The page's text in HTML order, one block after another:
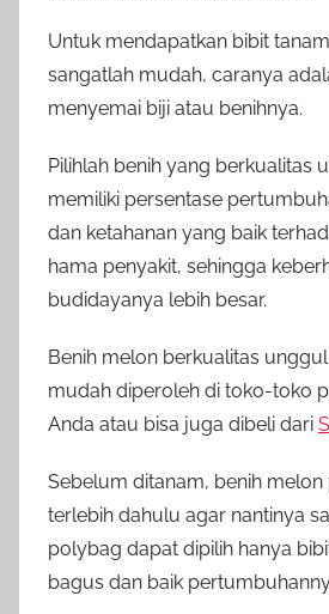
Untuk mendapatkan bibit
sangatlah mudah, caranya
menyemai biji atau benihnya.
Pilihlah benih yang berkualitas
memiliki persentase
dan ketahanan yang baik
hama penyakit, sehingga
budidayanya lebih besar.
Benih melon berkualitas
mudah diperoleh di toko-toko
Anda atau bisa juga dibeli dari
Sebelum ditanam, benih
terlebih dahulu agar nantinya
polybag dapat dipilih hanya
bagus dan baik